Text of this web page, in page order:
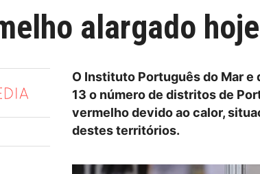
alargado
O Instituto Português do Mar e
13 o número de distritos de
vermelho devido ao calor,
destes territórios.